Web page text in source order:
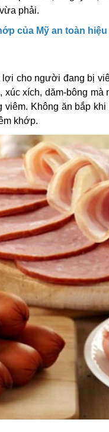
phải.
của Mỹ an toàn hiệu
cho người đang bị
xích, dăm-bông mà
Không ăn bắp
khớp.